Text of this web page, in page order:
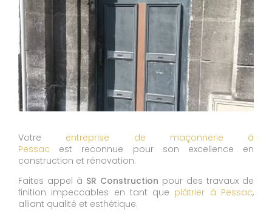
Votre entreprise de maçonnerie à
Pessac est reconnue pour son excellence en
construction et rénovation.
Faites appel à SR Construction pour des travaux de
finition impeccables en tant que plâtrier à Pessac,
alliant qualité et esthétique.